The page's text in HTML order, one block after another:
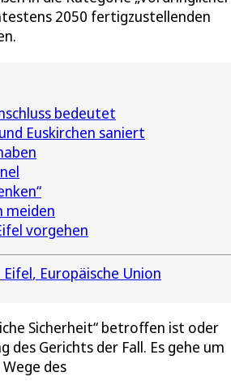
2050 fertigzustellenden
bedeutet
Euskirchen saniert
meiden
vorgehen
Eifel Europäische Union
Sicherheit“ betroffen ist oder
des Gerichts der Fall. Es gehe um
des